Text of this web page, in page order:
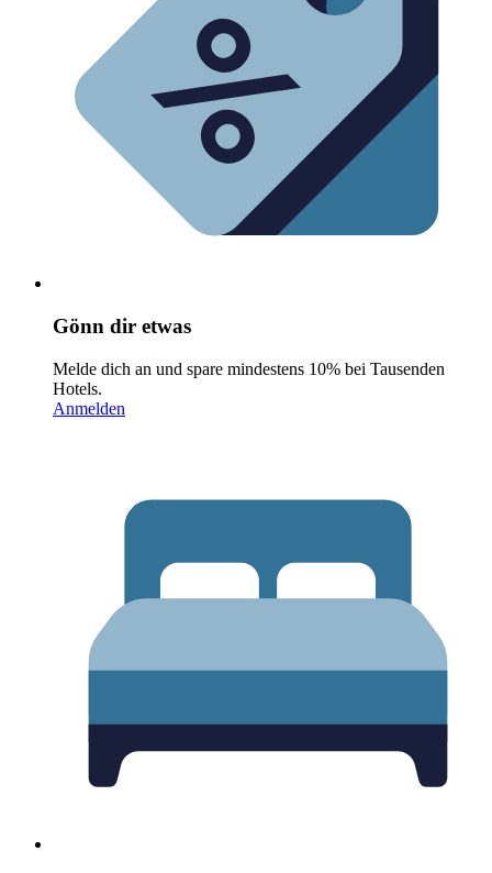
Gönn dir etwas
Melde dich an und spare mindestens 10% bei Tausenden
Hotels.
Anmelden